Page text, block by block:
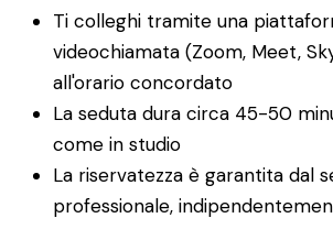
Ti colleghi tramite una
videochiamata (Zoom, Meet,
all'orario concordato
La seduta dura circa 45-50
come in studio
La riservatezza è garantita dal
professionale,